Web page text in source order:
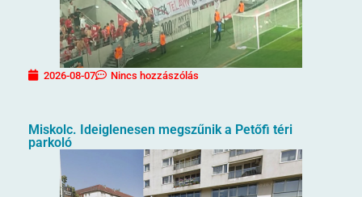
2026-08-07 Nincs hozzászólás
Miskolc. Ideiglenesen megszűnik a Petőfi téri
parkoló